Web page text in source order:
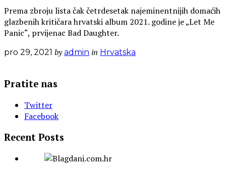
Prema zbroju lista čak četrdesetak najeminentnijih domaćih
glazbenih kritičara hrvatski album 2021. godine je „Let Me
Panic“, prvijenac Bad Daughter.
pro 29, 2021 by admin in Hrvatska
Pratite nas
Twitter
Facebook
Recent Posts